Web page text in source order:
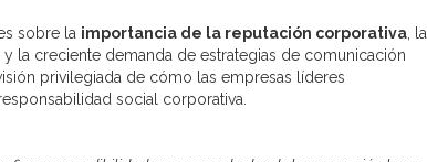
sobre la importancia de la reputación corporativa , la
la creciente demanda de estrategias de comunicación
privilegiada de cómo las empresas líderes
social corporativa.